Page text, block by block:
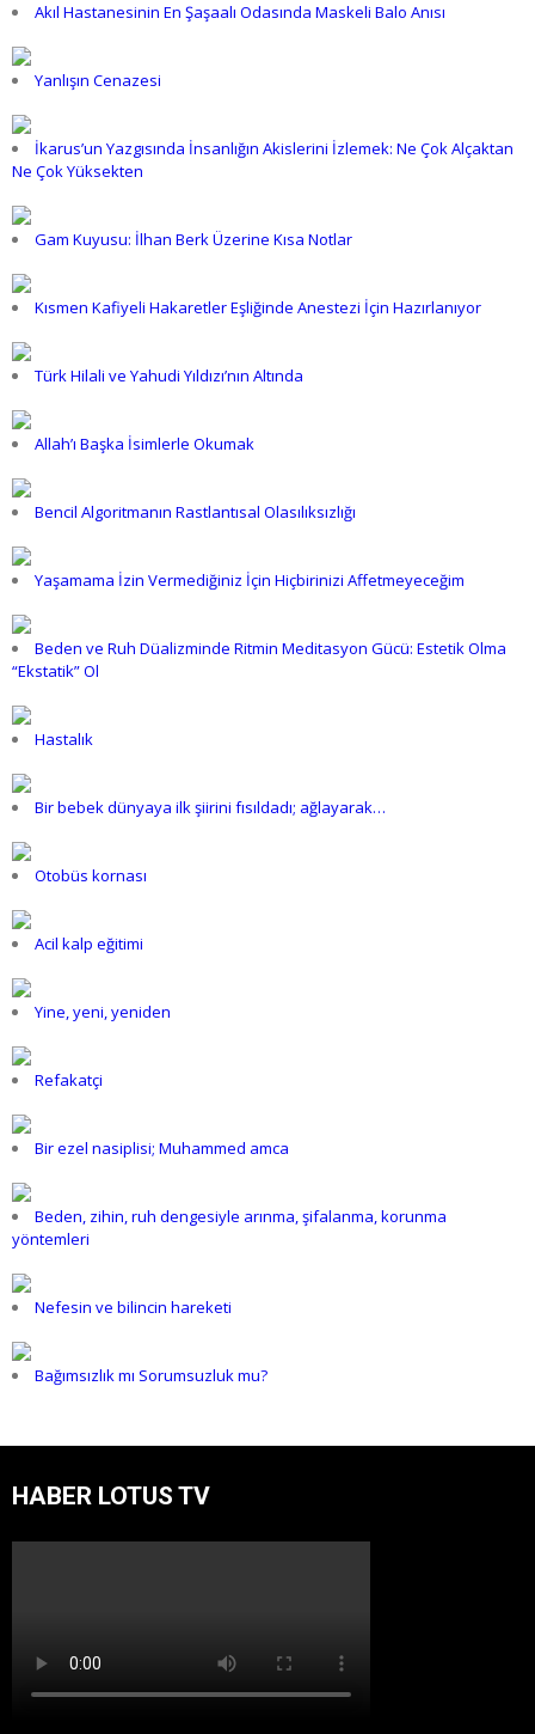
Akıl Hastanesinin En Şaşaalı Odasında Maskeli Balo Anısı
Yanlışın Cenazesi
İkarus’un Yazgısında İnsanlığın Akislerini İzlemek: Ne Çok Alçaktan
Ne Çok Yüksekten
Gam Kuyusu: İlhan Berk Üzerine Kısa Notlar
Kısmen Kafiyeli Hakaretler Eşliğinde Anestezi İçin Hazırlanıyor
Türk Hilali ve Yahudi Yıldızı’nın Altında
Allah’ı Başka İsimlerle Okumak
Bencil Algoritmanın Rastlantısal Olasılıksızlığı
Yaşamama İzin Vermediğiniz İçin Hiçbirinizi Affetmeyeceğim
Beden ve Ruh Düalizminde Ritmin Meditasyon Gücü: Estetik Olma
“Ekstatik” Ol
Hastalık
Bir bebek dünyaya ilk şiirini fısıldadı; ağlayarak…
Otobüs kornası
Acil kalp eğitimi
Yine, yeni, yeniden
Refakatçi
Bir ezel nasiplisi; Muhammed amca
Beden, zihin, ruh dengesiyle arınma, şifalanma, korunma
yöntemleri
Nefesin ve bilincin hareketi
Bağımsızlık mı Sorumsuzluk mu?
HABER LOTUS TV